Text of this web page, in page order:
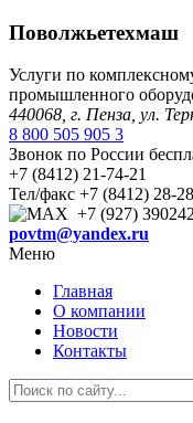
Поволжьетехмаш
Услуги по
промышленного
440068, г. Пенза, ул.
8 800 505 905 3
Звонок по России
+7 (8412) 21-74-21
Тел/факс +7 (8412) 28-
+7 (927)
povtm@yandex.ru
Меню
Главная
О компании
Новости
Контакты